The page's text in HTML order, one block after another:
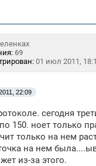
69
01 июл 2011,
22:09
сегодня
150. ноет только
только на нем
на нем
из-за этого.